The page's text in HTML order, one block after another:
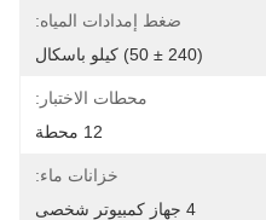
ضغط إمدادات المياه:
محطات الاختبار:
12 محطة
خزانات ماء:
4 جهاز كمبيوتر شخصى